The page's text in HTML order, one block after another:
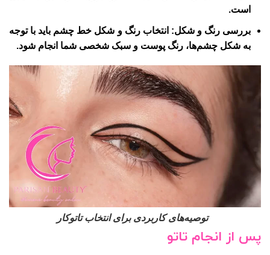
است.
بررسی رنگ و شکل: انتخاب رنگ و شکل خط چشم باید با توجه
به شکل چشم‌ها، رنگ پوست و سبک شخصی شما انجام شود.
توصیه‌های کاربردی برای انتخاب تاتوکار
پس از انجام تاتو